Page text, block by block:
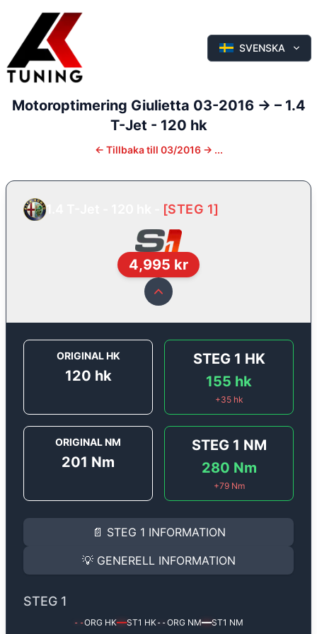
SVENSKA
Motoroptimering Giulietta 03-2016 -> – 1.4
T-Jet - 120 hk
← Tillbaka till 03/2016 -> ...
[STEG 1]
4,995 kr
ORIGINAL HK
120 hk
STEG 1 HK
155 hk
+35hk
ORIGINAL NM
201 Nm
STEG 1 NM
280 Nm
+79Nm
📄 STEG 1 INFORMATION
INFORMATION
Steg 1
Alfa Romeo Giulietta 1.4
Effekten ökar från120 hktill155 hkoch
(+35 hk & +79 Nm).
Ger mer effekt, högre vridmoment, lägre
Steg 1 mjukvara justerar vi ett antal
💡 GENERELL INFORMATION
✅ All mjukvara är skräddarsydd för din bil
✅ Felsökning inann samt efter optimering
STEG 1
--ORG HK━━ST1 HK--ORG NM━━ST1 NM